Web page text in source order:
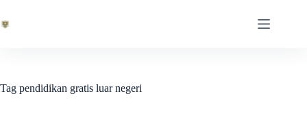
content
Tag pendidikan gratis luar negeri